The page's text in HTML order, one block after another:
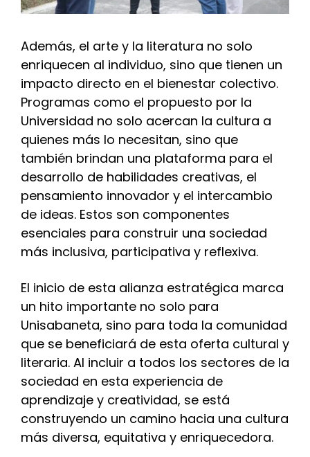
Además, el arte y la literatura no solo
enriquecen al individuo, sino que tienen un
impacto directo en el bienestar colectivo.
Programas como el propuesto por la
Universidad no solo acercan la cultura a
quienes más lo necesitan, sino que
también brindan una plataforma para el
desarrollo de habilidades creativas, el
pensamiento innovador y el intercambio
de ideas. Estos son componentes
esenciales para construir una sociedad
más inclusiva, participativa y reflexiva.
El inicio de esta alianza estratégica marca
un hito importante no solo para
Unisabaneta, sino para toda la comunidad
que se beneficiará de esta oferta cultural y
literaria. Al incluir a todos los sectores de la
sociedad en esta experiencia de
aprendizaje y creatividad, se está
construyendo un camino hacia una cultura
más diversa, equitativa y enriquecedora.